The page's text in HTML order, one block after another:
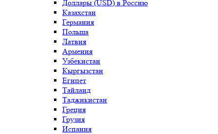
Доллары (USD) в Россию
Казахстан
Германия
Польша
Латвия
Армения
Узбекистан
Кыргызстан
Египет
Тайланд
Таджикистан
Греция
Грузия
Испания